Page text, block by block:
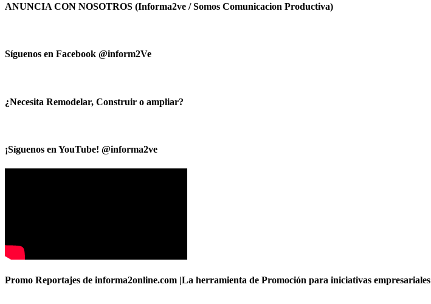
ANUNCIA CON NOSOTROS (Informa2ve / Somos Comunicacion Productiva)
Síguenos en Facebook @inform2Ve
¿Necesita Remodelar, Construir o ampliar?
¡Síguenos en YouTube! @informa2ve
Promo Reportajes de informa2online.com |La herramienta de Promoción para iniciativas empresariales